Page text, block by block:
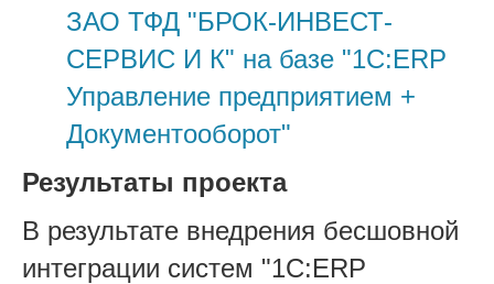
ЗАО ТФД "БРОК-ИНВЕСТ-
СЕРВИС И К" на базе "1С:ERP
Управление предприятием +
Документооборот"
Результаты проекта
В результате внедрения бесшовной
интеграции систем "1С:ERP